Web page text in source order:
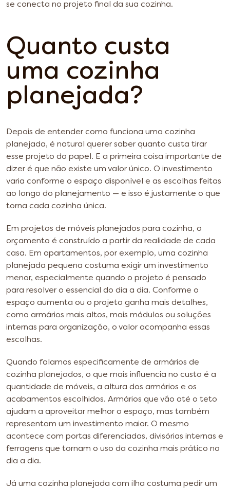
se conecta no projeto final da sua cozinha.
Quanto custa
uma cozinha
planejada?
Depois de entender como funciona uma cozinha
planejada, é natural querer saber quanto custa tirar
esse projeto do papel. E a primeira coisa importante de
dizer é que não existe um valor único. O investimento
varia conforme o espaço disponível e as escolhas feitas
ao longo do planejamento — e isso é justamente o que
torna cada cozinha única.
Em projetos de móveis planejados para cozinha, o
orçamento é construído a partir da realidade de cada
casa. Em apartamentos, por exemplo, uma cozinha
planejada pequena costuma exigir um investimento
menor, especialmente quando o projeto é pensado
para resolver o essencial do dia a dia. Conforme o
espaço aumenta ou o projeto ganha mais detalhes,
como armários mais altos, mais módulos ou soluções
internas para organização, o valor acompanha essas
escolhas.
Quando falamos especificamente de armários de
cozinha planejados, o que mais influencia no custo é a
quantidade de móveis, a altura dos armários e os
acabamentos escolhidos. Armários que vão até o teto
ajudam a aproveitar melhor o espaço, mas também
representam um investimento maior. O mesmo
acontece com portas diferenciadas, divisórias internas e
ferragens que tornam o uso da cozinha mais prático no
dia a dia.
Já uma cozinha planejada com ilha costuma pedir um